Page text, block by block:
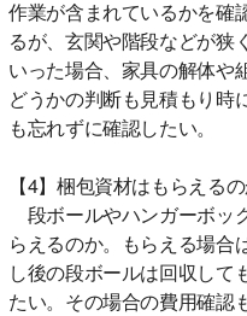
作業が含まれているかを確
るが、玄関や階段などが狭
いった場合、家具の解体や
どうかの判断も見積もり時
も忘れずに確認したい。
【4】梱包資材はもらえる
段ボールやハンガーボッ
らえるのか。もらえる場合
し後の段ボールは回収して
たい。その場合の費用確認